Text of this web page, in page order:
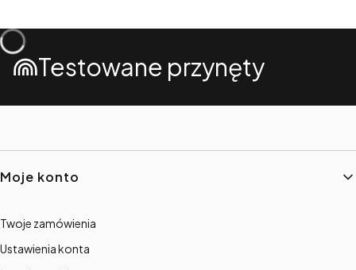
Testowane przynęty
Linki w stopce
Moje konto
Twoje zamówienia
Ustawienia konta